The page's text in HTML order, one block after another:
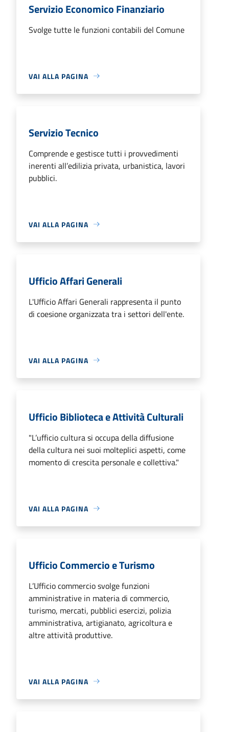
Servizio Economico Finanziario
Svolge tutte le funzioni contabili del Comune
VAI ALLA PAGINA
Servizio Tecnico
Comprende e gestisce tutti i provvedimenti
inerenti all’edilizia privata, urbanistica, lavori
pubblici.
VAI ALLA PAGINA
Ufficio Affari Generali
L'Ufficio Affari Generali rappresenta il punto
di coesione organizzata tra i settori dell'ente.
VAI ALLA PAGINA
Ufficio Biblioteca e Attività Culturali
"L’ufficio cultura si occupa della diffusione
della cultura nei suoi molteplici aspetti, come
momento di crescita personale e collettiva."
VAI ALLA PAGINA
Ufficio Commercio e Turismo
L’Ufficio commercio svolge funzioni
amministrative in materia di commercio,
turismo, mercati, pubblici esercizi, polizia
amministrativa, artigianato, agricoltura e
altre attività produttive.
VAI ALLA PAGINA